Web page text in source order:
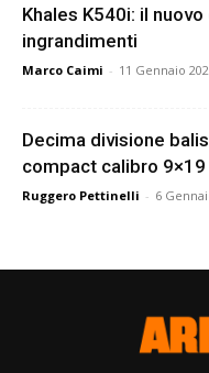
Khales K540i: il
ingrandimenti
Marco Caimi - 11 Gennaio
Decima divisione
compact calibro 9×19
Ruggero Pettinelli - 6